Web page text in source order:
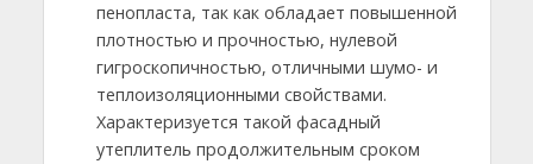
пенопласта, так как обладает повышенной
плотностью и прочностью, нулевой
гигроскопичностью, отличными шумо- и
теплоизоляционными свойствами.
Характеризуется такой фасадный
утеплитель продолжительным сроком